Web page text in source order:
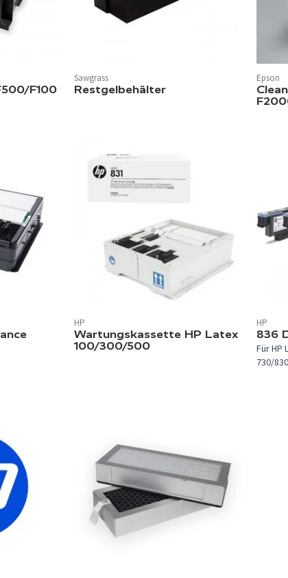
F100
Sawgrass
Restgelbehälter
Epson
HP
Wartungskassette HP Latex
100/300/500
In 3
HP
836
Für HP
730/830